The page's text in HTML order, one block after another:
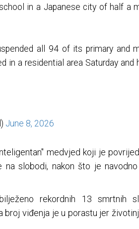
in a Japanese city of half a
all 94 of its primary and
in a residential area Saturday and
June 8, 2026
medvjed koji je
slobodi, nakon što je
rekordnih 13 smrtnih
broj viđenja je u porastu jer